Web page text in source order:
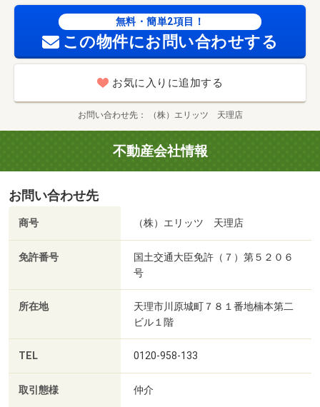
無料・簡単2項目！
この物件にお問い合わせする
お気に入りに追加する
お問い合わせ先 （株）エリッツ 天理店
不動産会社情報
お問い合わせ先
商号 （株）エリッツ 天理店
免許番号
国土交通大臣免許（７）第５２０６
号
所在地
天理市川原城町７８１番地楠本第二
ビル１階
TEL 0120-958-133
取引態様 仲介